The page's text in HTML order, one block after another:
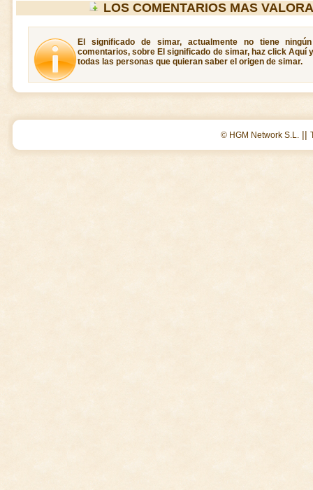
LOS COMENTARIOS MAS
El significado de simar, actualmente no tiene
comentarios, sobre El significado de simar, haz click Aquí
todas las personas que quieran saber el origen de simar.
© HGM Network S.L. ||